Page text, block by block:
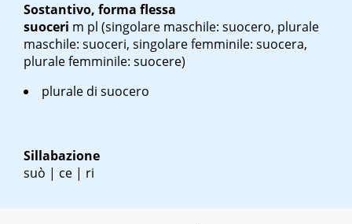
Sostantivo, forma flessa
suoceri m pl (singolare maschile: suocero, plurale
maschile: suoceri, singolare femminile: suocera,
plurale femminile: suocere)
plurale di suocero
Sillabazione
suò | ce | ri